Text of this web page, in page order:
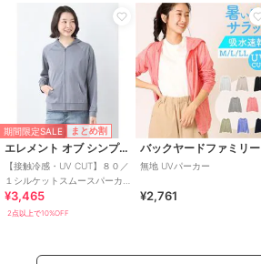
期間限定SALE まとめ割
エレメント オブ シンプルライフ
【接触冷感・UV CUT】８０／
１シルケットスムースパーカ
ー
¥3,465
2点以上で10%OFF
バックヤードファミリー
無地 UVパーカー
¥2,761